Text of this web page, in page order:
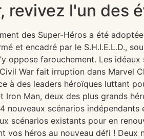
revivez l'un des
des Super-Héros a été
et encadré par le S.H.I.E.L.D.,
oppose farouchement. Les
War fait irruption dans Marvel
à des leaders héroïques luttant
Iron Man, deux des plus grands
nouveaux scénarios
scénarios existants pour en
vos héros au nouveau défi ! Deux